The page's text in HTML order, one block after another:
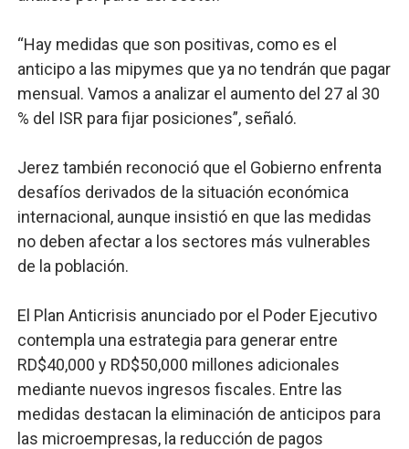
“Hay medidas que son positivas, como es el
anticipo a las mipymes que ya no tendrán que pagar
mensual. Vamos a analizar el aumento del 27 al 30
% del ISR para fijar posiciones”, señaló.
Jerez también reconoció que el Gobierno enfrenta
desafíos derivados de la situación económica
internacional, aunque insistió en que las medidas
no deben afectar a los sectores más vulnerables
de la población.
El Plan Anticrisis anunciado por el Poder Ejecutivo
contempla una estrategia para generar entre
RD$40,000 y RD$50,000 millones adicionales
mediante nuevos ingresos fiscales. Entre las
medidas destacan la eliminación de anticipos para
las microempresas, la reducción de pagos